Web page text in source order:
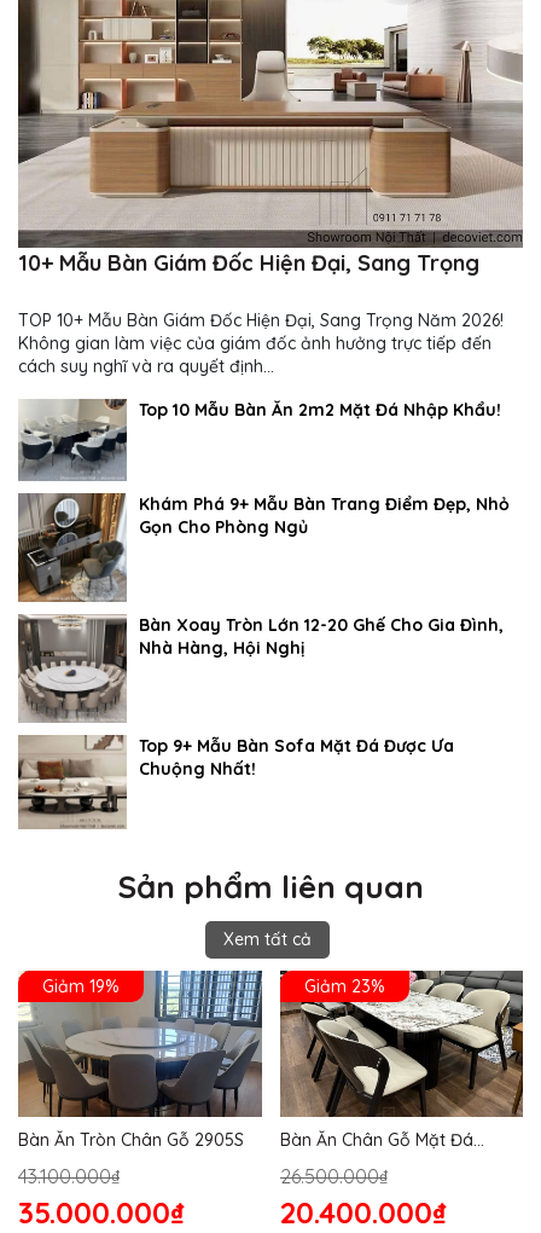
10+ Mẫu Bàn Giám Đốc Hiện Đại, Sang Trọng
TOP 10+ Mẫu Bàn Giám Đốc Hiện Đại, Sang Trọng Năm 2026!
Không gian làm việc của giám đốc ảnh hưởng trực tiếp đến
cách suy nghĩ và ra quyết định...
Top 10 Mẫu Bàn Ăn 2m2 Mặt Đá Nhập Khẩu!
Khám Phá 9+ Mẫu Bàn Trang Điểm Đẹp, Nhỏ
Gọn Cho Phòng Ngủ
Bàn Xoay Tròn Lớn 12-20 Ghế Cho Gia Đình,
Nhà Hàng, Hội Nghị
Top 9+ Mẫu Bàn Sofa Mặt Đá Được Ưa
Chuộng Nhất!
Sản phẩm liên quan
Xem tất cả
Giảm 19%
Bàn Ăn Tròn Chân Gỗ 2905S
43.100.000₫
35.000.000₫
Giảm 23%
Bàn Ăn Chân Gỗ Mặt Đá
26.500.000₫
20.400.000₫